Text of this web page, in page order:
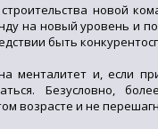
новой
на новый уровень и
быть
менталитет и, если
Безусловно,
возрасте и не